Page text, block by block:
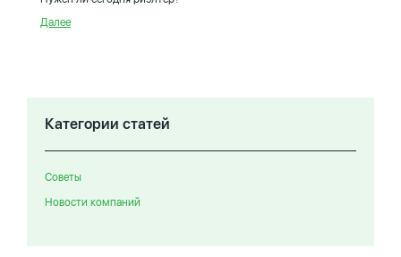
Далее
Категории статей
Советы
Новости компаний